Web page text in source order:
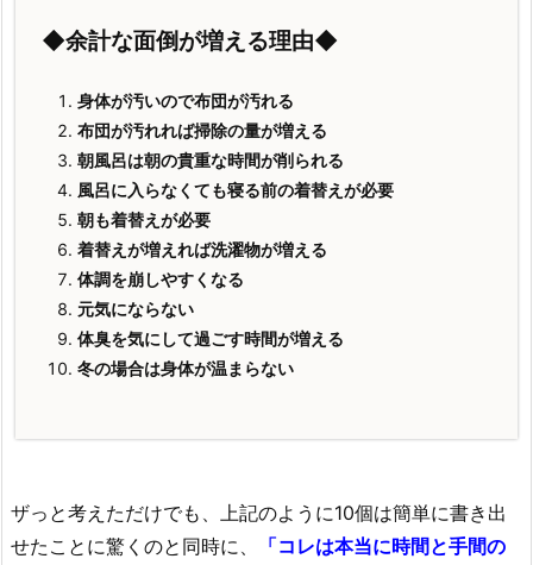
◆余計な面倒が増える理由◆
身体が汚いので布団が汚れる
布団が汚れれば掃除の量が増える
朝風呂は朝の貴重な時間が削られる
風呂に入らなくても寝る前の着替えが必要
朝も着替えが必要
着替えが増えれば洗濯物が増える
体調を崩しやすくなる
元気にならない
体臭を気にして過ごす時間が増える
冬の場合は身体が温まらない
ザっと考えただけでも、上記のように10個は簡単に書き出
せたことに驚くのと同時に、
「コレは本当に時間と手間の